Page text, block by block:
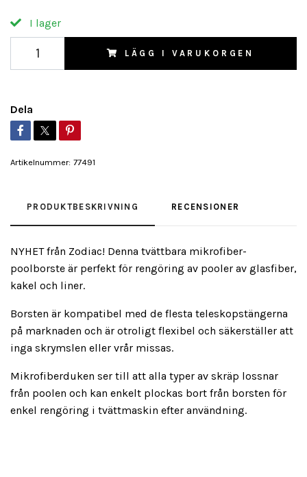
I lager
LÄGG I VARUKORGEN
Dela
Artikelnummer: 77491
PRODUKTBESKRIVNING RECENSIONER
NYHET från Zodiac! Denna tvättbara mikrofiber-
poolborste är perfekt för rengöring av pooler av glasfiber,
kakel och liner.
Borsten är kompatibel med de flesta teleskopstängerna
på marknaden och är otroligt flexibel och säkerställer att
inga skrymslen eller vrår missas.
Mikrofiberduken ser till att alla typer av skräp lossnar
från poolen och kan enkelt plockas bort från borsten för
enkel rengöring i tvättmaskin efter användning.